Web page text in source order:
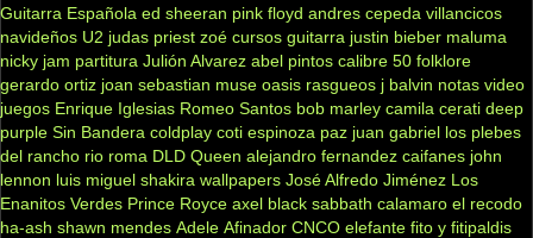
Guitarra Española ed sheeran pink floyd andres cepeda villancicos
navideños U2 judas priest zoé cursos guitarra justin bieber maluma
nicky jam partitura Julión Alvarez abel pintos calibre 50 folklore
gerardo ortiz joan sebastian muse oasis rasgueos j balvin notas video
juegos Enrique Iglesias Romeo Santos bob marley camila cerati deep
purple Sin Bandera coldplay coti espinoza paz juan gabriel los plebes
del rancho rio roma DLD Queen alejandro fernandez caifanes john
lennon luis miguel shakira wallpapers José Alfredo Jiménez Los
Enanitos Verdes Prince Royce axel black sabbath calamaro el recodo
ha-ash shawn mendes Adele Afinador CNCO elefante fito y fitipaldis